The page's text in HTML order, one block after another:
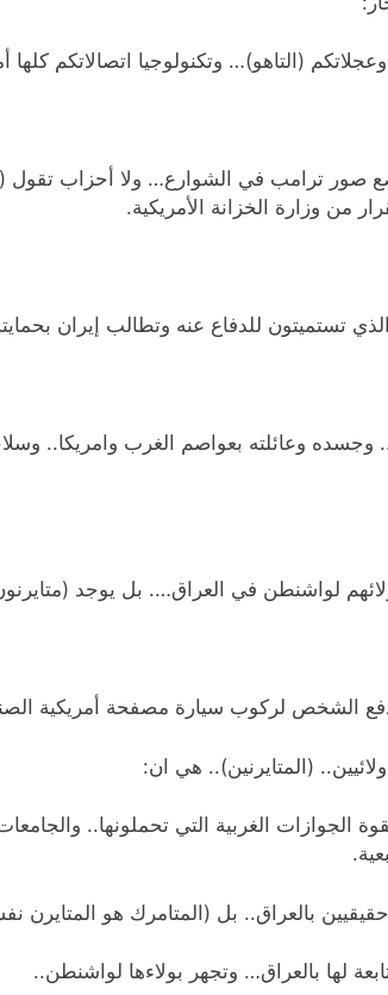
(التاهو)… وتكنولوجيا اتصالاتكم
صور ترامب في الشوارع… ولا أحزاب تقول
من وزارة الخزانة الأمريكية.
للدفاع عنه وتطالب إيران بحمايته.. ولد من رحم
وجسده وعائلته بعواصم الغرب وامريكا..
لواشنطن في العراق…. بل يوجد
الشخص لركوب سيارة مصفحة أمريكية
(المتايرنين).. هي ان:
الجوازات الغربية التي تحملونها..
حقيقيين بالعراق.. بل (المتامرك هو المتايرن
لها بالعراق… وتجهر بولاءها لواشنطن..